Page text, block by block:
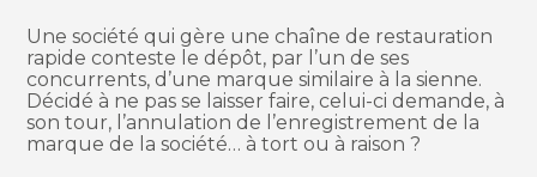
Une société qui gère une chaîne de restauration
rapide conteste le dépôt, par l’un de ses
concurrents, d’une marque similaire à la sienne.
Décidé à ne pas se laisser faire, celui-ci demande, à
son tour, l’annulation de l’enregistrement de la
marque de la société… à tort ou à raison ?